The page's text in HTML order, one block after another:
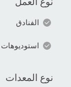
الفنادق
استوديوهات
نوع المعدات